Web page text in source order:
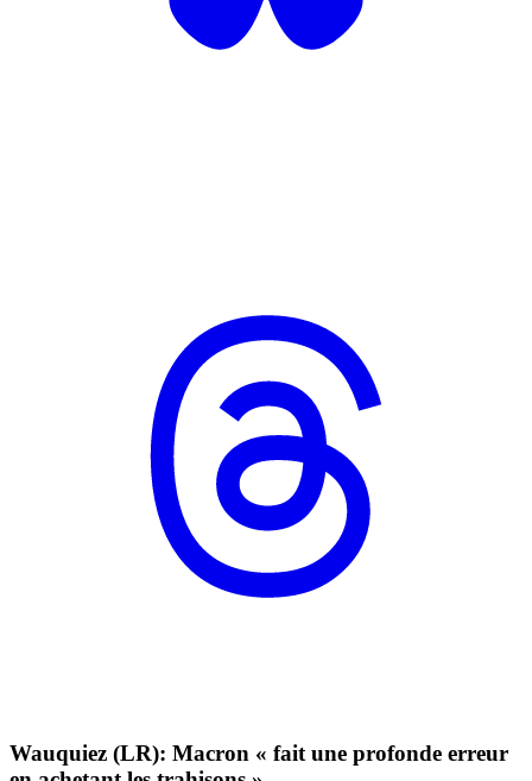
Wauquiez (LR): Macron « fait une profonde erreur